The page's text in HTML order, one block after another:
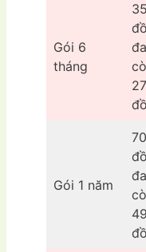
Gói 6
tháng
Gói 1 năm